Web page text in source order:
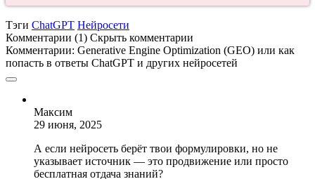
Тэги ChatGPT Нейросети
Комментарии (1) Скрыть комментарии
Комментарии: Generative Engine Optimization (GEO) или как
попасть в ответы ChatGPT и других нейросетей
Максим
29 июня, 2025
А если нейросеть берёт твои формулировки, но не
указывает источник — это продвижение или просто
бесплатная отдача знаний?